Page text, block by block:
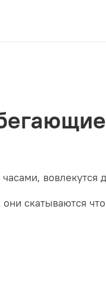
вовлекутся
скатываются